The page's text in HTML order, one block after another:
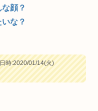
顔？
な？
時:2020/01/14(火)